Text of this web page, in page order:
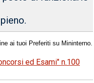
ai tuoi Preferiti su Mininterno.
ed Esami" n.100